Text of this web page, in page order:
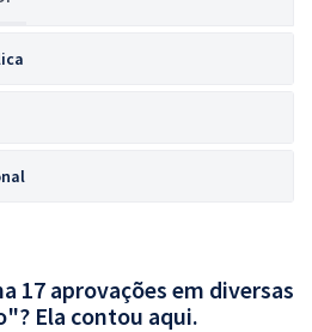
17 aprovações em diversas
Ela contou aqui.